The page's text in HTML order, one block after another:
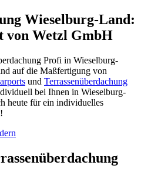
Wieselburg-Land:
von Wetzl GmbH
Profi in Wieselburg-
auf die Maßfertigung von
und Terrassenüberdachung
bei Ihnen in Wieselburg-
heute für ein individuelles